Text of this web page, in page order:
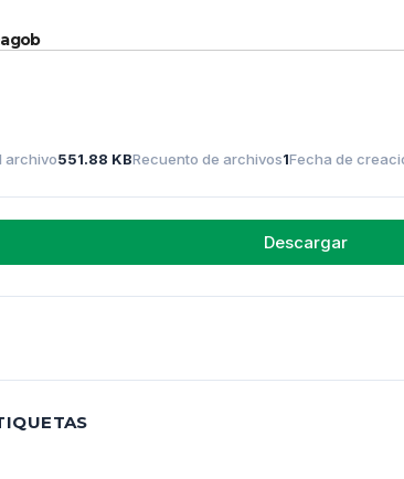
archivo551.88 KBRecuento de archivos1Fecha de
Descargar